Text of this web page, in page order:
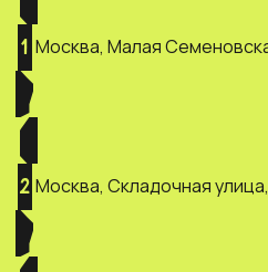
1 Москва, Малая
2 Москва, Складочная улица,